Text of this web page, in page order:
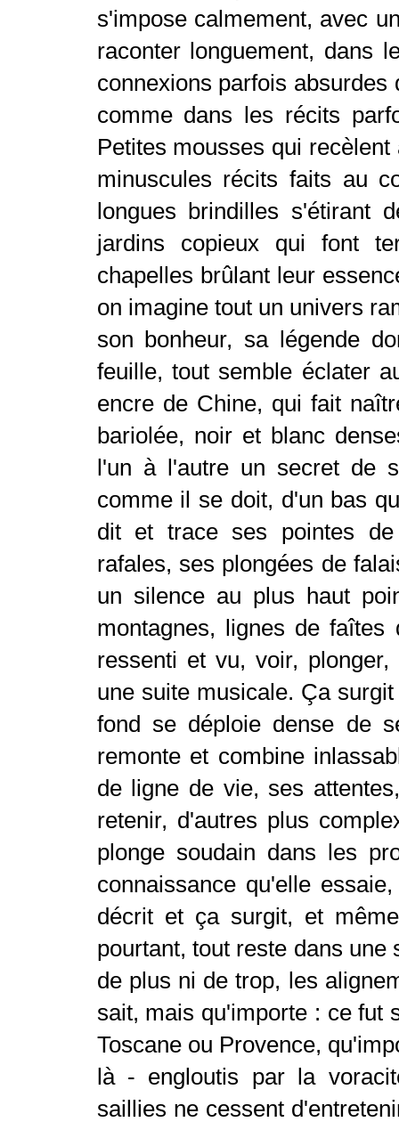
s'impose calmement, avec
raconter longuement, dans
connexions parfois
comme dans les récits
Petites mousses qui
minuscules récits faits au
longues brindilles
jardins copieux qui font
chapelles brûlant leur
on imagine tout un univers
son bonheur, sa légende
feuille, tout semble éclater
encre de Chine, qui fait
bariolée, noir et blanc
l'un à l'autre un secret de
comme il se doit, d'un bas
dit et trace ses pointes
rafales, ses plongées de
un silence au plus haut
montagnes, lignes de
ressenti et vu, voir,
une suite musicale. Ça
fond se déploie dense de
remonte et combine
de ligne de vie, ses
retenir, d'autres plus
plonge soudain dans les
connaissance qu'elle
décrit et ça surgit, et
pourtant, tout reste dans
de plus ni de trop, les
sait, mais qu'importe : ce fut
Toscane ou Provence,
là - engloutis par la
saillies ne cessent